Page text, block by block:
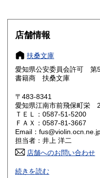
大阪府
奈良県
鳥取県 300円
岡山県
山口県 300円
香川県 300円
高知県 300円
店舗情報
扶桑文庫
愛知県公安委員会許可
書籍商 扶桑文庫
〒483-8341
愛知県江南市前飛保町栄
ＴＥＬ：0587-51-5200
ＦＡＸ：0587-81-3667
Email：
担当者：井上 洋二
店舗へのお問い合わせ
古文書、古地図、刷り物
文献資料等を主体に扱って
続きを読む